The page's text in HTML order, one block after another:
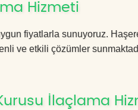
Hizmeti
fiyatlarla sunuyoruz.
ve etkili çözümler
İlaçlama